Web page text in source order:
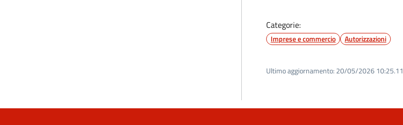
Categorie:
Imprese e commercio Autorizzazioni
Ultimo aggiornamento: 20/05/2026 10:25.11